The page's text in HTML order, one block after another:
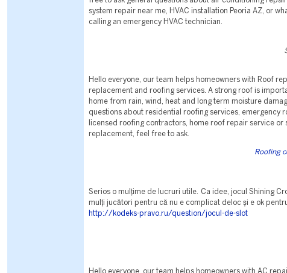
system repair near me, HVAC installation Peoria AZ, or
calling an emergency HVAC technician.
Hello everyone, our team helps homeowners with Roof
replacement and roofing services. A strong roof is
home from rain, wind, heat and long term moisture
questions about residential roofing services, emergency
licensed roofing contractors, home roof repair service or
replacement, feel free to ask.
Roofing
Serios o mulțime de lucruri utile. Ca idee, jocul Shining
mulți jucători pentru că nu e complicat deloc și e ok
http://kodeks-pravo.ru/question/jocul-de-slot
Hello everyone, our team helps homeowners with AC